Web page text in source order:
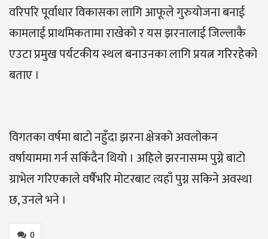
वरिपरि पूर्वाधार विकासका लागि आफूले गुरुयोजना बनाई
कामलाई प्राथमिकतामा राखेको र यस झरनालाई जिल्लाकै
एउटा प्रमुख पर्यटकीय स्थल बनाउनका लागि प्रयत्न गरिरहेको
बताए ।
विगतका वर्षमा बाटो नहुँदा झरना क्षेत्रको अवलोकन
वर्षायाममा गर्न सकिँदैन थियो । अहिले झरनासम्म पुग्ने बाटो
ग्राभेल गरिएकाले वर्षैभरि मोटरबाट त्यहाँ पुग्न सकिने अवस्था
छ, उनले भने ।
0